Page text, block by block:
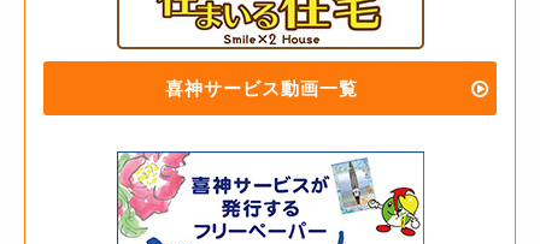
喜神サービス動画一覧